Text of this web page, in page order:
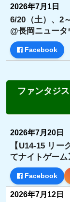
2026年7月1日
6/20（土）、2
@長岡ニュータ
Facebook
ファンタジ
2026年7月20日
【U14-15 リ
てナイトゲー
Facebook
2026年7月12日